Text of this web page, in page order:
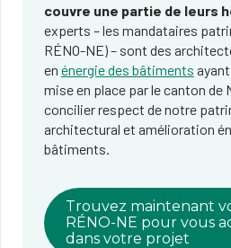
couvre une partie de leurs
experts – les mandataires
RÉNO-NE) – sont des
en énergie des bâtiments
mise en place par le canton de
concilier respect de notre
architectural et amélioration
bâtiments.
Trouvez maintenant
RÉNO-NE pour vous
dans votre projet